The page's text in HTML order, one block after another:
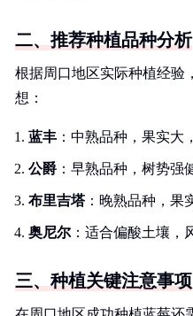
二、推荐种植品种分析
根据周口地区实际种植经验
想：
蓝丰 ：中熟品种，果实大
公爵 ：早熟品种，树势强
布里吉塔：晚熟品种，果
奥尼尔 ：适合偏酸土壤，
三、种植关键注意事项